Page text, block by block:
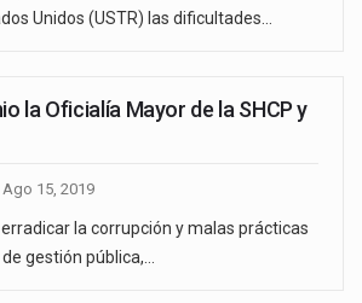
Unidos (USTR) las dificultades…
la Oficialía Mayor de la SHCP y
Ago 15, 2019
la corrupción y malas prácticas
gestión pública,…